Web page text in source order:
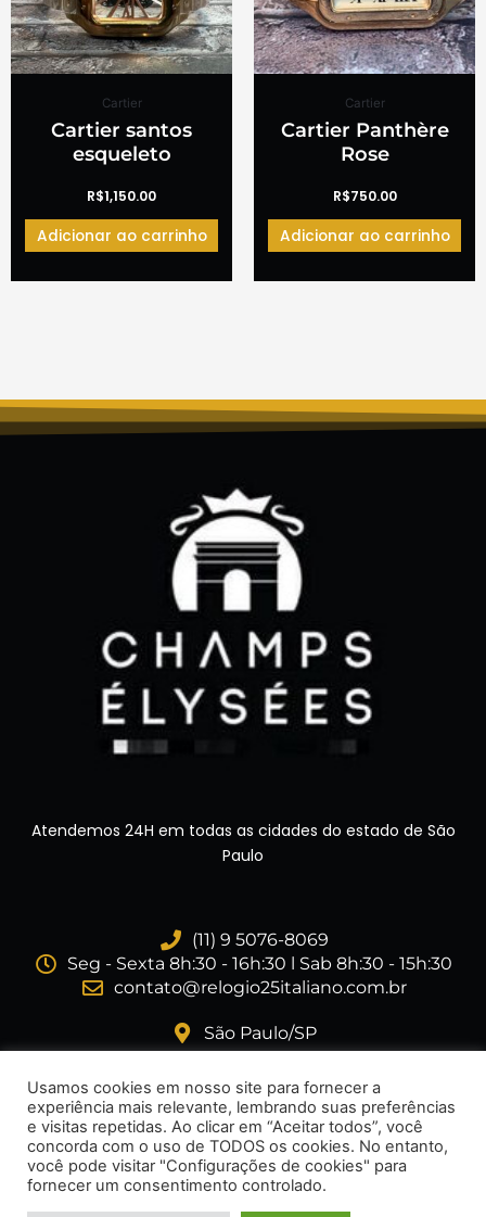
Cartier
Cartier santos
esqueleto
R$1,150.00
Adicionar ao carrinho
Cartier
Cartier Panthère
Rose
R$750.00
Adicionar ao carrinho
Atendemos 24H em todas as cidades do estado de São
Paulo
(11) 9 5076-8069
Seg - Sexta 8h:30 - 16h:30 l Sab 8h:30 - 15h:30
contato@relogio25italiano.com.br
São Paulo/SP
n
s
t
a
g
a
c
e
b
o
Usamos cookies em nosso site para fornecer a
experiência mais relevante, lembrando suas preferências
e visitas repetidas. Ao clicar em “Aceitar todos”, você
concorda com o uso de TODOS os cookies. No entanto,
você pode visitar "Configurações de cookies" para
fornecer um consentimento controlado.